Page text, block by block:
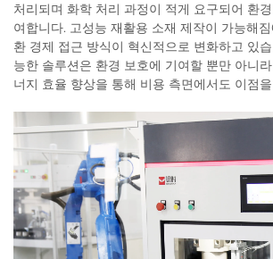
처리되며 화학 처리 과정이 적게 요구되어 환
여합니다. 고성능 재활용 소재 제작이 가능해
환 경제 접근 방식이 혁신적으로 변화하고 있
능한 솔루션은 환경 보호에 기여할 뿐만 아니
너지 효율 향상을 통해 비용 측면에서도 이점